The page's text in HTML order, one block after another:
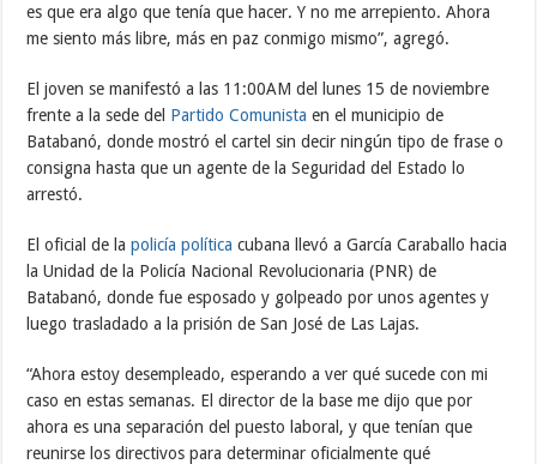
es que era algo que tenía que hacer. Y no me arrepiento. Ahora
me siento más libre, más en paz conmigo mismo”, agregó.
El joven se manifestó a las 11:00AM del lunes 15 de noviembre
frente a la sede del Partido Comunista en el municipio de
Batabanó, donde mostró el cartel sin decir ningún tipo de frase o
consigna hasta que un agente de la Seguridad del Estado lo
arrestó.
El oficial de lapolicía política cubana llevó a García Caraballo hacia
la Unidad de la Policía Nacional Revolucionaria (PNR) de
Batabanó, donde fue esposado y golpeado por unos agentes y
luego trasladado a la prisión de San José de Las Lajas.
“Ahora estoy desempleado, esperando a ver qué sucede con mi
caso en estas semanas. El director de la base me dijo que por
ahora es una separación del puesto laboral, y que tenían que
reunirse los directivos para determinar oficialmente qué